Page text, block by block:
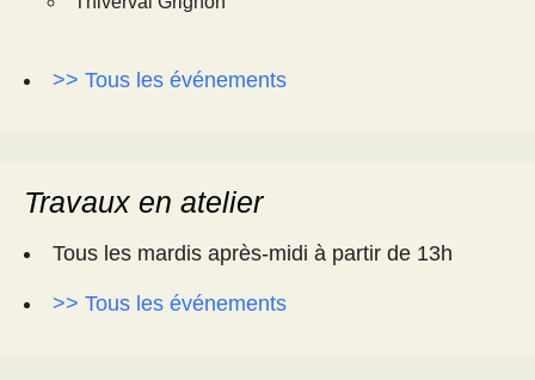
>> Tous les événements
Travaux en atelier
Tous les mardis après-midi à partir de 13h
>> Tous les événements